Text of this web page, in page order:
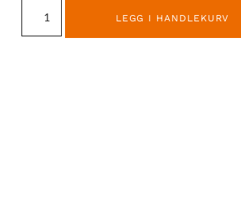
LEGG I HANDLEKURV